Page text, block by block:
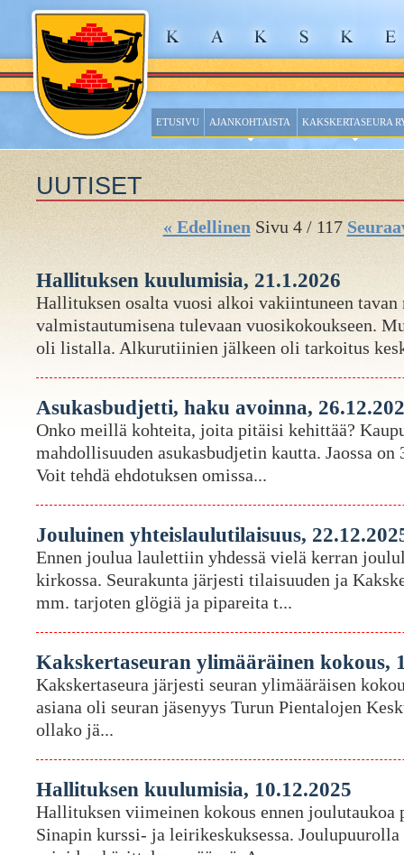
ETUSIVU AJANKOHTAISTA KAKSKERTASEURA
UUTISET
« Edellinen Sivu 4 / 117
Hallituksen kuulumisia, 21.1.2026
Hallituksen osalta vuosi alkoi vakiintuneen tavan
valmistautumisena tulevaan vuosikokoukseen.
oli listalla. Alkurutiinien jälkeen oli tarkoitus
Asukasbudjetti, haku avoinna,
Onko meillä kohteita, joita pitäisi kehittää?
mahdollisuuden asukasbudjetin kautta. Jaossa on
Voit tehdä ehdotuksen omissa...
Jouluinen yhteislaulutilaisuus,
Ennen joulua laulettiin yhdessä vielä kerran
kirkossa. Seurakunta järjesti tilaisuuden ja
mm. tarjoten glögiä ja pipareita t...
Kakskertaseuran ylimääräinen kokous,
Kakskertaseura järjesti seuran ylimääräisen
asiana oli seuran jäsenyys Turun Pientalojen
ollako jä...
Hallituksen kuulumisia, 10.12.2025
Hallituksen viimeinen kokous ennen
Sinapin kurssi- ja leirikeskuksessa.